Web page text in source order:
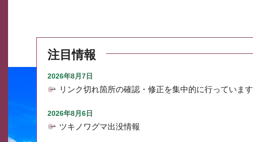
注目情報
2026年8月7日
リンク切れ箇所の確認・修正を集中的に行っています
2026年8月6日
ツキノワグマ出没情報